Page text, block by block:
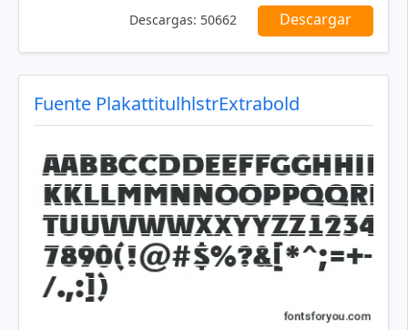
Descargas: 50662 Descargar
Fuente PlakattitulhlstrExtrabold